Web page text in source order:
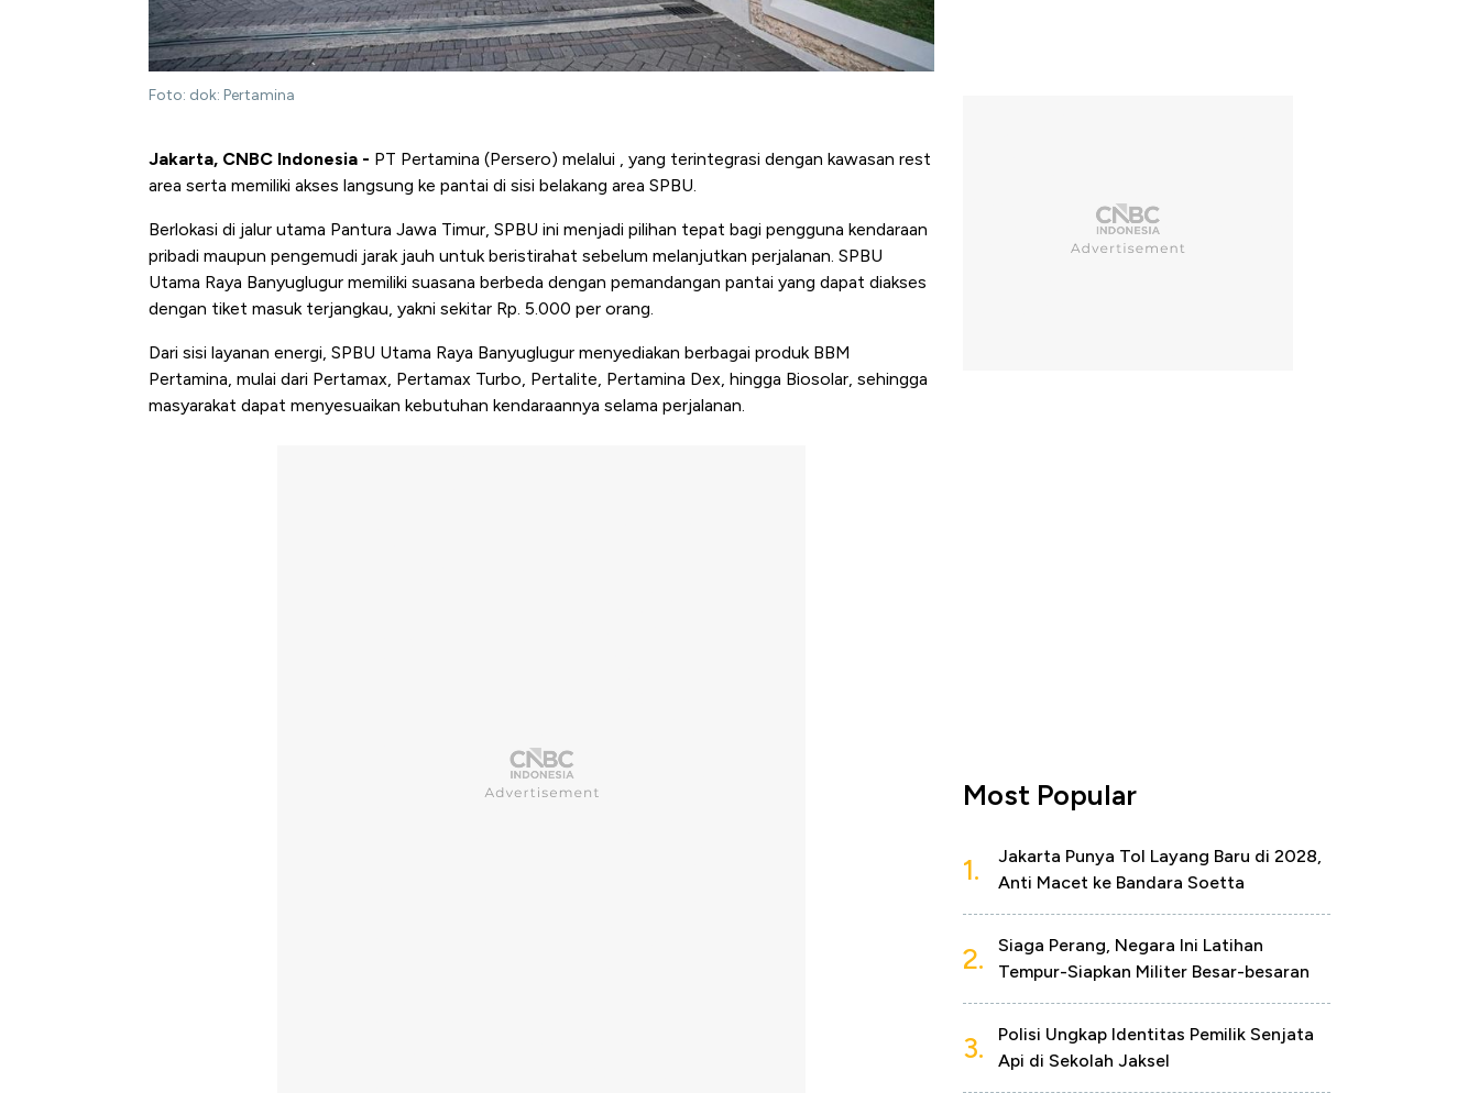
Foto: dok: Pertamina
Jakarta, CNBC Indonesia - PT Pertamina (Persero) melalui , yang terintegrasi dengan kawasan rest
area serta memiliki akses langsung ke pantai di sisi belakang area SPBU.
Berlokasi di jalur utama Pantura Jawa Timur, SPBU ini menjadi pilihan tepat bagi pengguna kendaraan
pribadi maupun pengemudi jarak jauh untuk beristirahat sebelum melanjutkan perjalanan. SPBU
Utama Raya Banyuglugur memiliki suasana berbeda dengan pemandangan pantai yang dapat diakses
dengan tiket masuk terjangkau, yakni sekitar Rp. 5.000 per orang.
Dari sisi layanan energi, SPBU Utama Raya Banyuglugur menyediakan berbagai produk BBM
Pertamina, mulai dari Pertamax, Pertamax Turbo, Pertalite, Pertamina Dex, hingga Biosolar, sehingga
masyarakat dapat menyesuaikan kebutuhan kendaraannya selama perjalanan.
Most Popular
1.
Jakarta Punya Tol Layang Baru di 2028,
Anti Macet ke Bandara Soetta
2.
Siaga Perang, Negara Ini Latihan
Tempur-Siapkan Militer Besar-besaran
3.
Polisi Ungkap Identitas Pemilik Senjata
Api di Sekolah Jaksel